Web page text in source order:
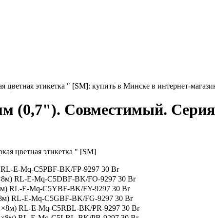
этикетка " [SM]: купить в Минске в интернет-
(0,7"). Совместимый.
RL-E-Mq-C5PBF-BK/FP-9297 30 Br
RL-E-Mq-C5DBF-BK/FO-9297 30 Br
RL-E-Mq-C5YBF-BK/FY-9297 30 Br
RL-E-Mq-C5GBF-BK/FG-9297 30 Br
×8м) RL-E-Mq-C5RBL-BK/PR-9297 30 Br